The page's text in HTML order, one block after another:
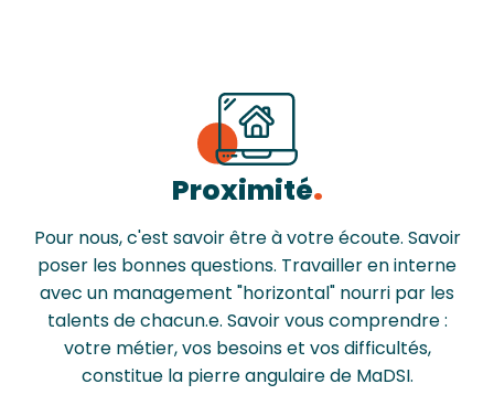
Proximité
Pour nous, c'est savoir être à votre écoute. Savoir
poser les bonnes questions. Travailler en interne
avec un management "horizontal" nourri par les
talents de chacun.e. Savoir vous comprendre :
votre métier, vos besoins et vos difficultés,
constitue la pierre angulaire de MaDSI.